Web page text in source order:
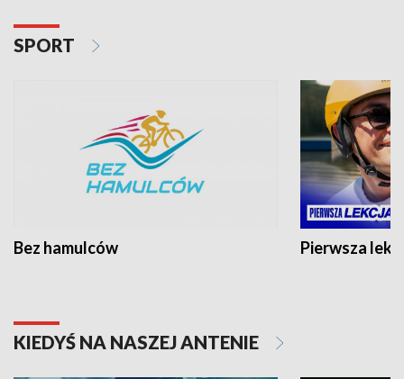
SPORT
Bez hamulców Pierwsza
KIEDYŚ NA NASZEJ ANTENIE